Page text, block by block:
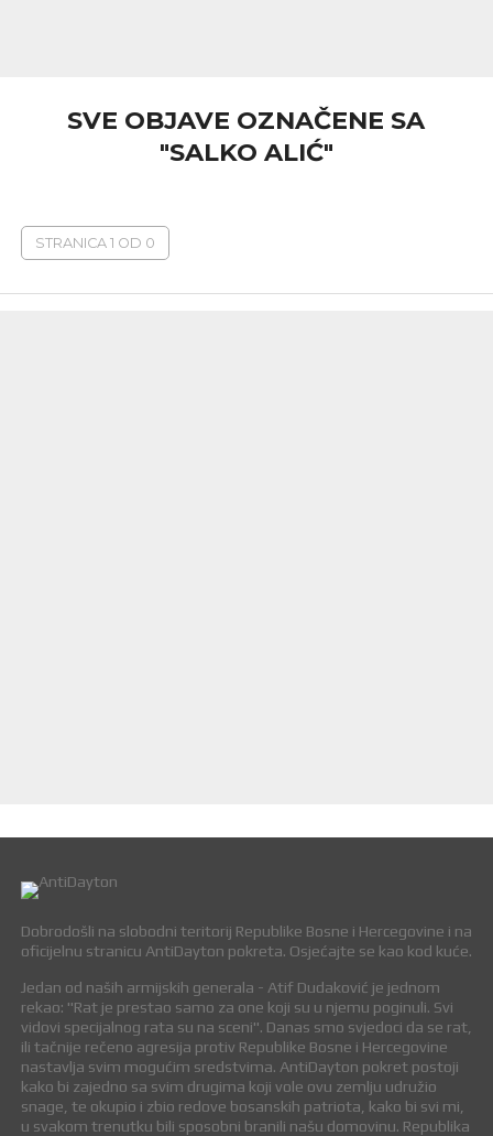
SVE OBJAVE OZNAČENE SA
"SALKO ALIĆ"
STRANICA 1 OD 0
Dobrodošli na slobodni teritorij Republike Bosne i Hercegovine i na
oficijelnu stranicu AntiDayton pokreta. Osjećajte se kao kod kuće.
Jedan od naših armijskih generala - Atif Dudaković je jednom
rekao: "Rat je prestao samo za one koji su u njemu poginuli. Svi
vidovi specijalnog rata su na sceni". Danas smo svjedoci da se rat,
ili tačnije rečeno agresija protiv Republike Bosne i Hercegovine
nastavlja svim mogućim sredstvima. AntiDayton pokret postoji
kako bi zajedno sa svim drugima koji vole ovu zemlju udružio
snage, te okupio i zbio redove bosanskih patriota, kako bi svi mi,
u svakom trenutku bili sposobni branili našu domovinu. Republika